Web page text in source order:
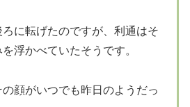
に転げたのですが、利通はそ
浮かべていたそうです。
顔がいつでも昨日のようだっ